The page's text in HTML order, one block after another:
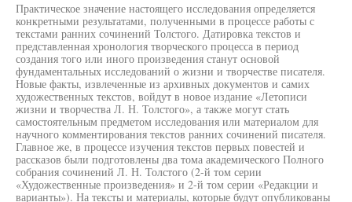
Практическое значение настоящего исследования определяется
конкретными результатами, полученными в процессе работы с
текстами ранних сочинений Толстого. Датировка текстов и
представленная хронология творческого процесса в период
создания того или иного произведения станут основой
фундаментальных исследований о жизни и творчестве писателя.
Новые факты, извлеченные из архивных документов и самих
художественных текстов, войдут в новое издание «Летописи
жизни и творчества Л. Н. Толстого», а также могут стать
самостоятельным предметом исследования или материалом для
научного комментирования текстов ранних сочинений писателя.
Главное же, в процессе изучения текстов первых повестей и
рассказов были подготовлены два тома академического Полного
собрания сочинений Л. Н. Толстого (2-й том серии
«Художественные произведения» и 2-й том серии «Редакции и
варианты»). На тексты и материалы, которые будут опубликованы